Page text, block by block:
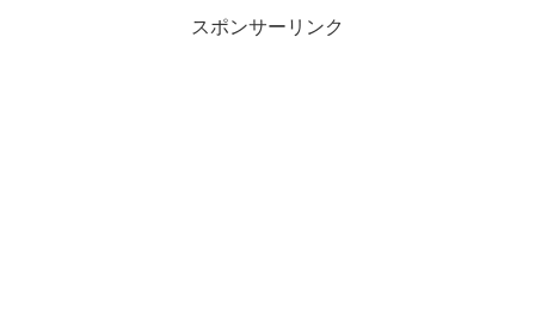
スポンサーリンク